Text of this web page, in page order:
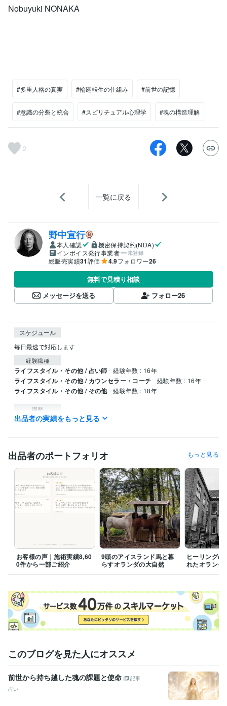
Nobuyuki NONAKA
#多重人格の真実 #輪廻転生の仕組み #前世の記憶
#意識の分裂と統合 #スピリチュアル心理学 #魂の構造理解
2
一覧に戻る
野中宣行
本人確認
機密保持契約(NDA)
インボイス発行事業者
未登録
総販売実績31評価 4.9フォロワー26
無料で見積り相談
メッセージを送る
フォロー26
スケジュール
毎日最速で対応します
経験職種
ライフスタイル・その他 / 占い師 経験年数 : 16年
ライフスタイル・その他 / カウンセラー・コーチ 経験年数 : 16年
ライフスタイル・その他 / その他 経験年数 : 18年
職歴
サイキック.com 2013年12月 ~ 現在
受賞歴
o'ce』ヒーリング特集掲載
得意分野
占い 開運ヒーリング 恋愛ヒーリング 金運ヒーリング 願望成就ヒ
ーリング
1989年3月 ~ 1995年3月
語学力
英語 ネイティブレベル
タイ語 日常会話レベル
ロシア語 日常会話レベル
出品者の実績をもっと見る
出品者のポートフォリオ もっと見る
お客様の声｜施術実績8,60
0件から一部ご紹介
9頭のアイスランド馬と暮
らすオランダの大自然
ヒーリングの
れたオランダ
このブログを見た人にオススメ
前世から持ち越した魂の課題と使命
記事
占い